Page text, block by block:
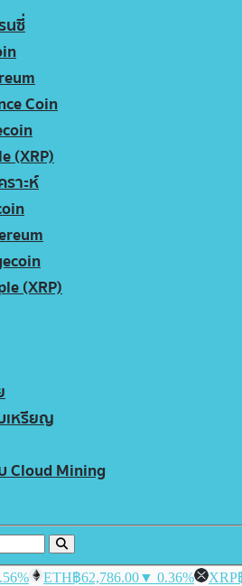
นซี่
Coin
(XRP)
ราะห์
(XRP)
เหรียญ
Cloud Mining
ETH฿62,786.00▼ 0.36% XRP